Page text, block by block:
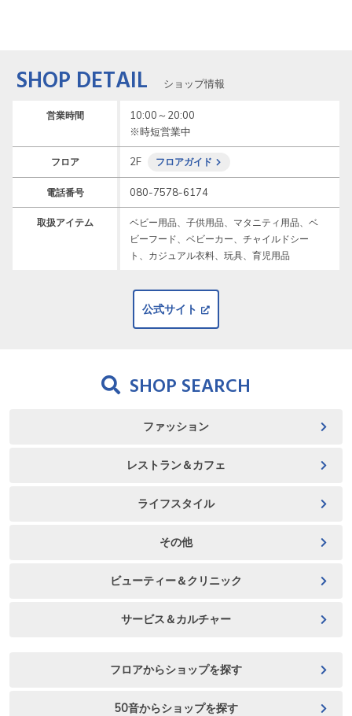
SHOP DETAIL ショップ情報
営業時間
10:00～20:00
※時短営業中
フロア 2F フロアガイド
電話番号 080-7578-6174
取扱アイテム
ベビー用品、子供用品、マタニティ用品、ベ
ビーフード、ベビーカー、チャイルドシー
ト、カジュアル衣料、玩具、育児用品
公式サイト
SHOP SEARCH
ファッション
レストラン＆カフェ
ライフスタイル
その他
ビューティー＆クリニック
サービス＆カルチャー
フロアからショップを探す
50音からショップを探す